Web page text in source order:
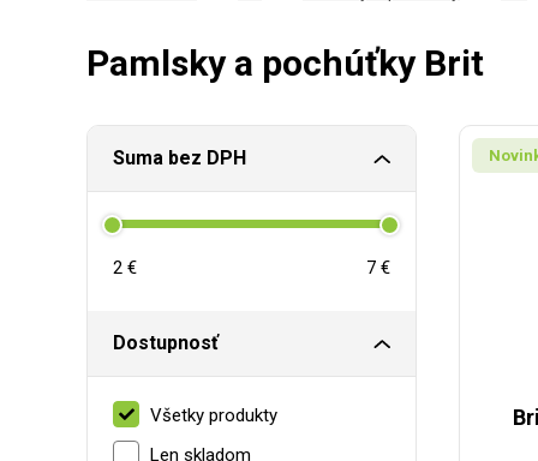
Pamlsky a pochúťky Brit
Suma bez DPH
2 € 7 €
Dostupnosť
Všetky produkty
Len skladom